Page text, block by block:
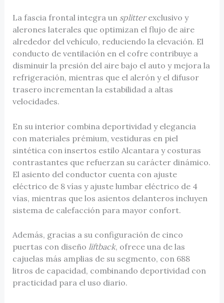
La fascia frontal integra un splitterexclusivo y
alerones laterales que optimizan el flujo de aire
alrededor del vehículo, reduciendo la elevación. El
conducto de ventilación en el cofre contribuye a
disminuir la presión del aire bajo el auto y mejora la
refrigeración, mientras que el alerón y el difusor
trasero incrementan la estabilidad a altas
velocidades.
En su interior combina deportividad y elegancia
con materiales prémium, vestiduras en piel
sintética con insertos estilo Alcantara y costuras
contrastantes que refuerzan su carácter dinámico.
El asiento del conductor cuenta con ajuste
eléctrico de 8 vías y ajuste lumbar eléctrico de 4
vías, mientras que los asientos delanteros incluyen
sistema de calefacción para mayor confort.
Además, gracias a su configuración de cinco
puertas con diseño liftback, ofrece una de las
cajuelas más amplias de su segmento, con 688
litros de capacidad, combinando deportividad con
practicidad para el uso diario.